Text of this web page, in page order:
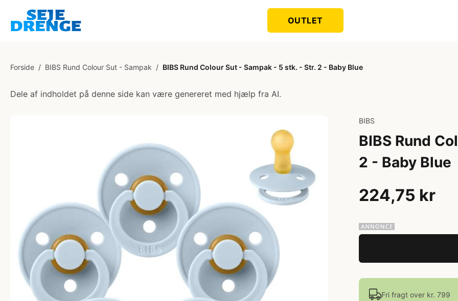
OUTLET
Forside / BIBS Rund Colour Sut - Sampak / BIBS Rund Colour Sut - Sampak - 5 stk. - Str. 2 - Baby Blue
Dele af indholdet på denne side kan være genereret med hjælp fra AI.
BIBS
BIBS Rund
2 - Baby Blue
224,75 kr
Fri fragt over kr. 799